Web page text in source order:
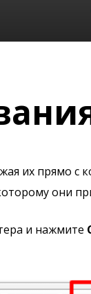
их прямо с
они
и нажмите